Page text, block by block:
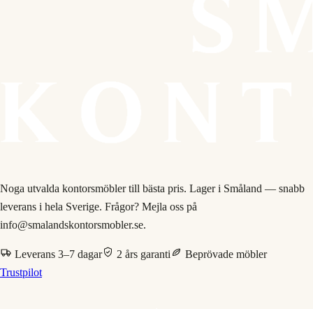
Noga utvalda kontorsmöbler till bästa pris. Lager i Småland — snabb
leverans i hela Sverige. Frågor? Mejla oss på
info@smalandskontorsmobler.se.
Leverans 3–7 dagar 2 års garanti
Beprövade möbler
Trustpilot